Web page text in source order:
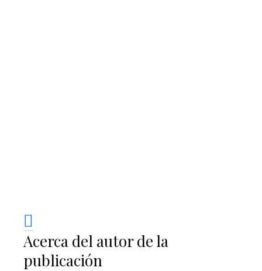
Acerca del autor de la
publicación